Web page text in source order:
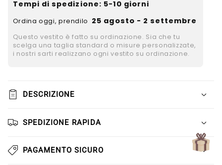
Tempi di spedizione: 5-10 giorni
Ordina oggi, prendilo 25 agosto - 2 settembre
Questo vestito è fatto su ordinazione. Sia che tu
scelga una taglia standard o misure personalizzate,
i nostri sarti realizzano ogni vestito su ordinazione.
DESCRIZIONE
SPEDIZIONE RAPIDA
PAGAMENTO SICURO